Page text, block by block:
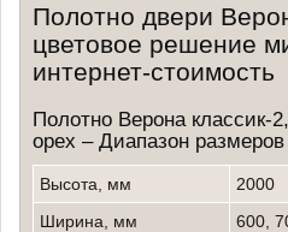
Полотно двери
цветовое решение
интернет-стоимость
Полотно Верона классик-
орех – Диапазон размеров
Высота, мм
2000
Ширина, мм
600,